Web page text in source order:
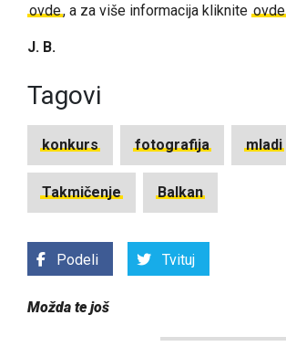
ovde, a za više informacija kliknite ovde
J. B.
Tagovi
konkurs fotografija mladi
Takmičenje Balkan
Podeli Tvituj
Možda te još